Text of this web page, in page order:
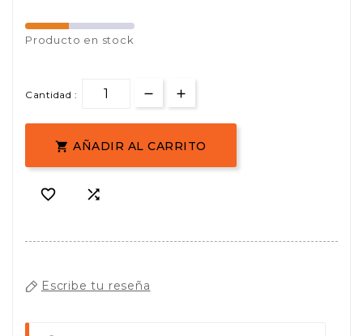
Producto en stock
Cantidad :
 AÑADIR AL CARRITO
 
Escribe tu reseña